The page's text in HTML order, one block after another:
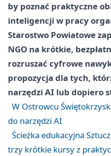
by poznać praktyczne
inteligencji w pracy
Starostwo Powiatowe
NGO na krótkie,
rozruszać cyfrowe
propozycja dla tych,
narzędzi AI lub dopiero
W Ostrowcu
do narzędzi AI
Ścieżka edukacyjna
trzy krótkie kursy z